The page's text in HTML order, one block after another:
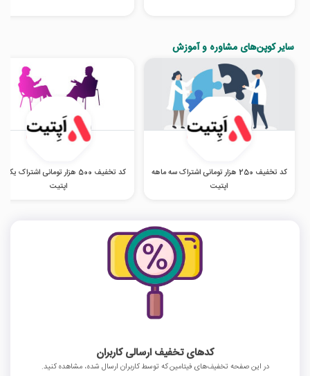
سایر کوپن‌های مشاوره و آموزش
کد تخفیف 250 هزار تومانی اشتراک سه ماهه
اپتیت
کد تخفیف 500 هزار تومانی اشتراک یک
اپتیت
کدهای تخفیف ارسالی کاربران
در این صفحه تخفیف‌های فیتامین که توسط کاربران ارسال شده، مشاهده کنید.